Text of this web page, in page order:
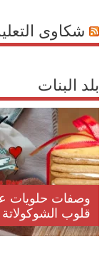
شكاوى
بلد البنات
وصفات حلويات
قلوب